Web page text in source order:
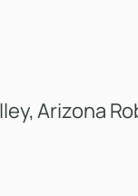
Arizona